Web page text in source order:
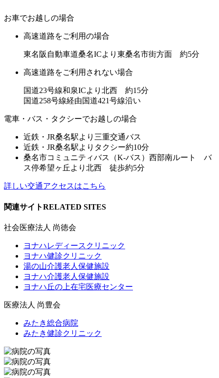
お車でお越しの場合
高速道路をご利用の場合
東名阪自動車道桑名ICより東桑名市街方面 約5分
高速道路をご利用されない場合
国道23号線和泉ICより北西 約15分
国道258号線経由国道421号線沿い
電車・バス・タクシーでお越しの場合
近鉄・JR桑名駅より三重交通バス
近鉄・JR桑名駅よりタクシー約10分
桑名市コミュニティバス（K-バス）西部南ルート バ
ス停希望ヶ丘より北西 徒歩約5分
詳しい交通アクセスはこちら
関連サイトRELATED SITES
社会医療法人 尚徳会
ヨナハレディースクリニック
ヨナハ健診クリニック
湯の山介護老人保健施設
ヨナハ介護老人保健施設
ヨナハ丘の上在宅医療センター
医療法人 尚豊会
みたき総合病院
みたき健診クリニック